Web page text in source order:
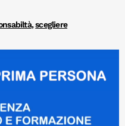
,scegliere